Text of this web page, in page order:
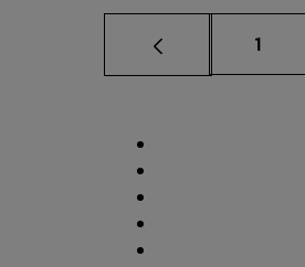
Página
1